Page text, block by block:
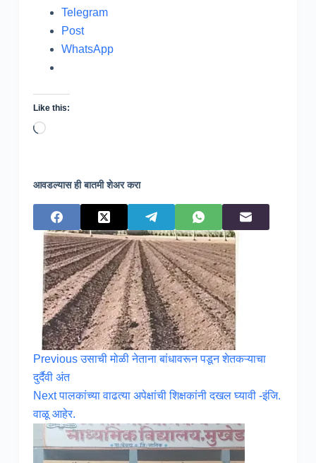
Telegram
Post
WhatsApp
Like this:
Loading…
आवडल्यास ही बातमी शेअर करा
Previousउसाची मोळी नेताना बांधावरून पडून शेतकऱ्याचा
दुर्दैवी अंत
Nextपालकांच्या वाढत्या अपेक्षांची शिक्षकांनी दखल घ्यावी -इंजि.
वाळू आहेर.